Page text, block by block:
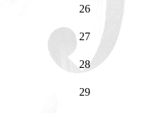
26
27
28
29